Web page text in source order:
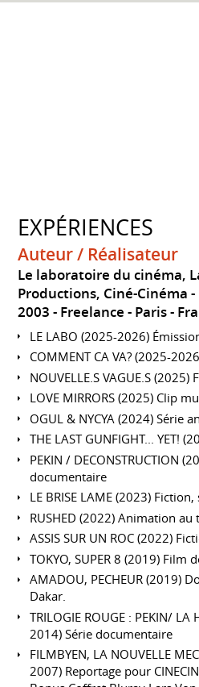
EXPÉRIENCES
Auteur / Réalisateur
Le laboratoire du cinéma,
Productions, Ciné-Cinéma
2003 Freelance Paris
LE LABO (2025-2026)
COMMENT CA VA? (2025-
NOUVELLE.S VAGUE.S (2025)
LOVE MIRRORS (2025) Clip
OGUL & NYCYA (2024) Série
THE LAST GUNFIGHT... YET!
PEKIN / DECONSTRUCTION
documentaire
LE BRISE LAME (2023)
RUSHED (2022) Animation
ASSIS SUR UN ROC (2022)
TOKYO, SUPER 8 (2019) Film
AMADOU, PECHEUR (2019)
Dakar.
TRILOGIE ROUGE : PEKIN/ LA
2014) Série documentaire
FILMBYEN, LA NOUVELLE
2007) Reportage pour